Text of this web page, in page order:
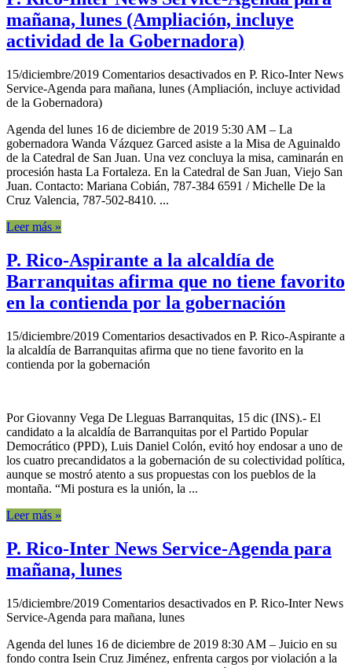
mañana, lunes (Ampliación, incluye
actividad de la Gobernadora)
15/diciembre/2019 Comentarios desactivados en P. Rico-Inter News
Service-Agenda para mañana, lunes (Ampliación, incluye actividad
de la Gobernadora)
Agenda del lunes 16 de diciembre de 2019 5:30 AM – La
gobernadora Wanda Vázquez Garced asiste a la Misa de Aguinaldo
de la Catedral de San Juan. Una vez concluya la misa, caminarán en
procesión hasta La Fortaleza. En la Catedral de San Juan, Viejo San
Juan. Contacto: Mariana Cobián, 787-384 6591 / Michelle De la
Cruz Valencia, 787-502-8410. ...
Leer más »
P. Rico-Aspirante a la alcaldía de
Barranquitas afirma que no tiene favorito
en la contienda por la gobernación
15/diciembre/2019 Comentarios desactivados en P. Rico-Aspirante a
la alcaldía de Barranquitas afirma que no tiene favorito en la
contienda por la gobernación
Por Giovanny Vega De Lleguas Barranquitas, 15 dic (INS).- El
candidato a la alcaldía de Barranquitas por el Partido Popular
Democrático (PPD), Luis Daniel Colón, evitó hoy endosar a uno de
los cuatro precandidatos a la gobernación de su colectividad política,
aunque se mostró atento a sus propuestas con los pueblos de la
montaña. “Mi postura es la unión, la ...
Leer más »
P. Rico-Inter News Service-Agenda para
mañana, lunes
15/diciembre/2019 Comentarios desactivados en P. Rico-Inter News
Service-Agenda para mañana, lunes
Agenda del lunes 16 de diciembre de 2019 8:30 AM – Juicio en su
fondo contra Isein Cruz Jiménez, enfrenta cargos por violación a la